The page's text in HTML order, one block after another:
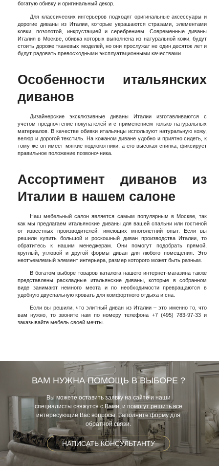
богатую обивку и оригинальный декор.
Для классических интерьеров подходят оригинальные аксессуары и
дорогие диваны из Италии, которые украшаются стразами, элементами
ковки, позолотой, инкрустацией и серебрением. Современные диваны
Италия в Москве, обивка которых выполнена из натуральной кожи, будут
стоить дороже тканевых моделей, но они прослужат не один десяток лет и
будут радовать превосходными эксплуатационными качествами.
Особенности итальянских
диванов
Дизайнерские эксклюзивные диваны Италии изготавливаются с
учетом предпочтение покупателей и с применением только натуральных
материалов. В качестве обивки итальянцы используют натуральную кожу,
велюр и дорогой текстиль. На кожаном диване удобно и приятно сидеть, к
тому же он имеет мягкие подлокотники, а его высокая спинка, фиксирует
правильное положение позвоночника.
Ассортимент диванов из
Италии в нашем салоне
Наш мебельный салон является самым популярным в Москве, так
как мы предлагаем итальянские диваны для вашей спальни или гостиной
от известных производителей, имеющих многолетний опыт. Если вы
решили купить большой и роскошный диван производства Италии, то
обратитесь к нашим менеджерам. Они помогут подобрать прямой,
круглый, угловой и другой формы диван для любого помещения. Это
неотъемлемый элемент интерьера, размер которого может быть разным.
В богатом выборе товаров каталога нашего интернет-магазина также
представлены раскладные итальянские диваны, которые в собранном
виде занимают немного места и по необходимости превращаются в
удобную двуспальную кровать для комфортного отдыха и сна.
Если вы решили, что элитный диван из Италии – это именно то, что
вам нужно, то звоните нам по номеру телефона +7 (495) 783-97-33 и
заказывайте мебель своей мечты.
ВАМ НУЖНА ПОМОЩЬ В ВЫБОРЕ ?
Вы можете оставить заявку на сайте и наши
специалисты свяжутся с Вами, и помогут решить все
интересующие Вас вопросы. Заполните форму для
обратной связи.
НАПИСАТЬ КОНСУЛЬТАНТУ